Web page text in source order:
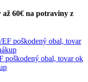
60€ na potraviny z
poškodený obal, tovar ok